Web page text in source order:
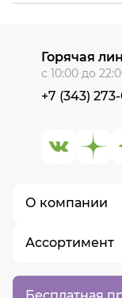
Бесплатная
О компании
О нас
Контакты
Ассортимент
Горячая
с 10:00 до
+7 (343)